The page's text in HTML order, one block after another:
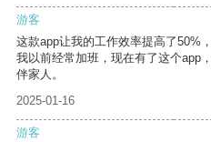
游客
这款app让我的工作效率提高了50%
我以前经常加班，现在有了这个app
伴家人。
2025-01-16
游客